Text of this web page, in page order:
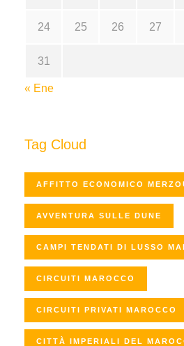
24 25 26 27
31
« Ene
Tag Cloud
AFFITTO ECONOMICO
AVVENTURA SULLE DUNE
CAMPI TENDATI DI LUSSO
CIRCUITI MAROCCO
CIRCUITI PRIVATI MAROCCO
CITTÀ IMPERIALI DEL